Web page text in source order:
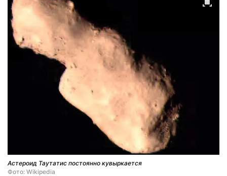
Астероид Таутатис постоянно кувыркается
Фото: Wikipedia